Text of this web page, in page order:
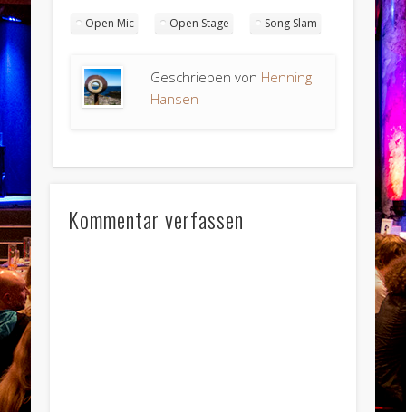
Open Mic Open Stage Song Slam
Geschrieben von Henning
Hansen
Kommentar verfassen